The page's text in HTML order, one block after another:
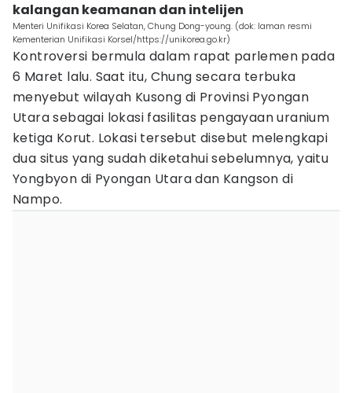
kalangan keamanan dan intelijen
Menteri Unifikasi Korea Selatan, Chung Dong-young. (dok: laman resmi
Kementerian Unifikasi Korsel/https://unikorea.go.kr)
Kontroversi bermula dalam rapat parlemen pada
6 Maret lalu. Saat itu, Chung secara terbuka
menyebut wilayah Kusong di Provinsi Pyongan
Utara sebagai lokasi fasilitas pengayaan uranium
ketiga Korut. Lokasi tersebut disebut melengkapi
dua situs yang sudah diketahui sebelumnya, yaitu
Yongbyon di Pyongan Utara dan Kangson di
Nampo.